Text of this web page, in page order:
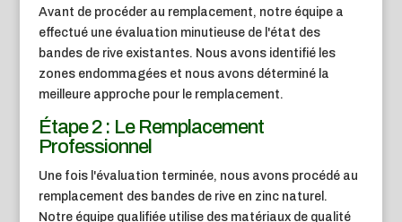
Avant de procéder au remplacement, notre équipe a
effectué une évaluation minutieuse de l'état des
bandes de rive existantes. Nous avons identifié les
zones endommagées et nous avons déterminé la
meilleure approche pour le remplacement.
Étape 2 : Le Remplacement
Professionnel
Une fois l'évaluation terminée, nous avons procédé au
remplacement des bandes de rive en zinc naturel.
Notre équipe qualifiée utilise des matériaux de qualité